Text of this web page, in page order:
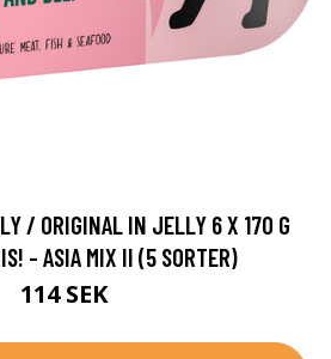
/ ORIGINAL IN JELLY 6 X 170 G
- ASIA MIX II (5 SORTER)
114 SEK